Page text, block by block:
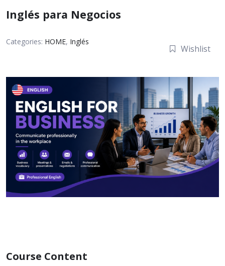
Inglés para Negocios
Categories: HOME, Inglés
Wishlist
Course Content